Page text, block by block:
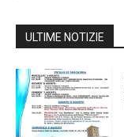
ULTIME NOTIZIE